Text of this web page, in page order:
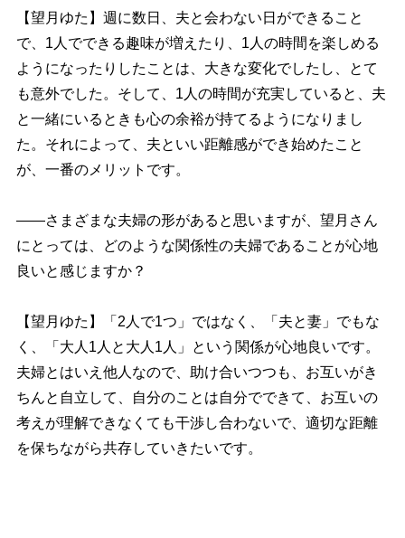
【望月ゆた】週に数日、夫と会わない日ができること
で、1人でできる趣味が増えたり、1人の時間を楽しめる
ようになったりしたことは、大きな変化でしたし、とて
も意外でした。そして、1人の時間が充実していると、夫
と一緒にいるときも心の余裕が持てるようになりまし
た。それによって、夫といい距離感ができ始めたこと
が、一番のメリットです。
――さまざまな夫婦の形があると思いますが、望月さん
にとっては、どのような関係性の夫婦であることが心地
良いと感じますか？
【望月ゆた】「2人で1つ」ではなく、「夫と妻」でもな
く、「大人1人と大人1人」という関係が心地良いです。
夫婦とはいえ他人なので、助け合いつつも、お互いがき
ちんと自立して、自分のことは自分でできて、お互いの
考えが理解できなくても干渉し合わないで、適切な距離
を保ちながら共存していきたいです。